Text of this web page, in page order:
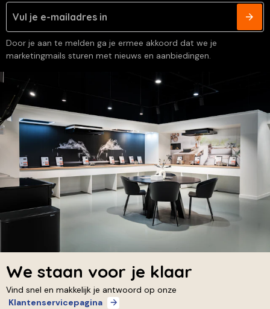
Door je aan te melden ga je ermee akkoord dat we je
marketingmails sturen met nieuws en aanbiedingen.
We staan voor je klaar
Vind snel en makkelijk je antwoord op onze
Klantenservicepagina